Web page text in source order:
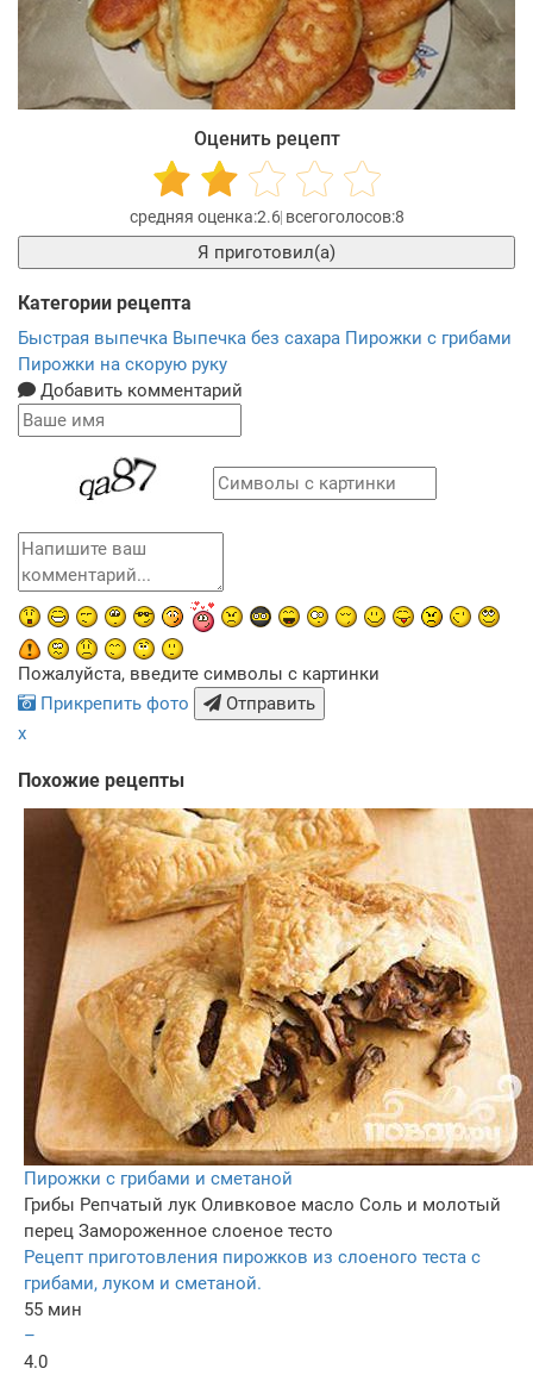
Оценить рецепт
2.6 8
Я приготовил(а)
Категории рецепта
Быстрая выпечка Выпечка без сахара Пирожки с грибами
Пирожки на скорую руку
Добавить комментарий
Пожалуйста, введите символы с картинки
Прикрепить фото
Отправить
x
Похожие рецепты
Пирожки с грибами и сметаной
Грибы Репчатый лук Оливковое масло Соль и молотый
перец Замороженное слоеное тесто
Рецепт приготовления пирожков из слоеного теста с
грибами, луком и сметаной.
55 мин
–
4.0